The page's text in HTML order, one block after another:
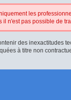
les
il n'est pas possible de
des inexactitudes
à titre non